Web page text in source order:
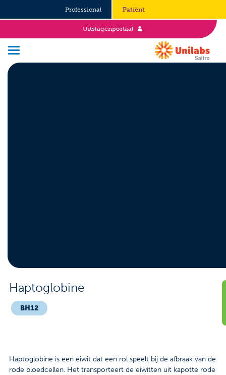
Professional Patiënt
Uitslagenportaal
Tarieven
Locaties
Haptoglobine
BH12
Haptoglobine is een eiwit dat een rol speelt bij de afbraak van de
rode bloedcellen. Het transporteert de eiwitten uit kapotte rode